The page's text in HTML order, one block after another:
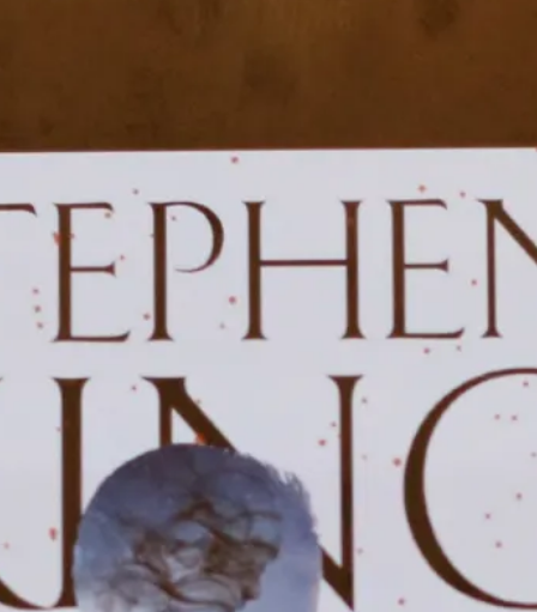
Historia Illustrerat Klass
Kvinnors liv
Nobelpriset
Nyutkommet Personligt
& samhälle
Relationer Sorg
Ungdomsböcker
Utläst Vill läsa